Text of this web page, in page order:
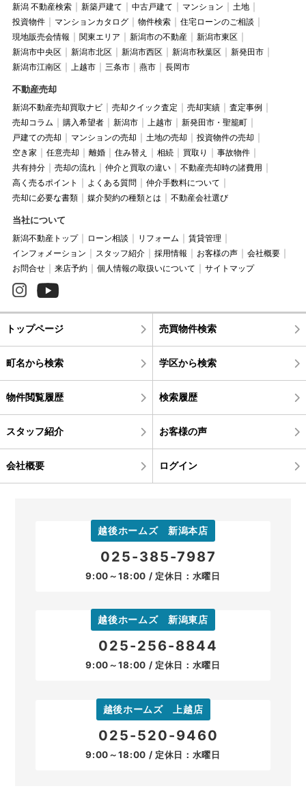
新潟 不動産検索 新築戸建て 中古戸建て マンション
土地
投資物件
マンションカタログ 物件検索
住宅ローンのご相談
現地販売会情報
関東エリア 新潟市の不動産
新潟市東区
新潟市中央区
新潟市北区 新潟市西区 新潟市秋葉区
新発田市
新潟市江南区
上越市 三条市 燕市 長岡市
不動産売却
新潟不動産売却買取ナビ 売却クイック査定 売却実績
査定事例
売却コラム
購入希望者 新潟市 上越市
新発田市・聖籠町
戸建ての売却
マンションの売却 土地の売却
投資物件の売却
空き家
任意売却 離婚 住み替え 相続 買取り
事故物件
共有持分
売却の流れ 仲介と買取の違い
不動産売却時の諸費用
高く売るポイント
よくある質問
仲介手数料について
売却に必要な書類
媒介契約の種類とは 不動産会社選び
当社について
新潟不動産トップ ローン相談 リフォーム
賃貸管理
インフォメーション
スタッフ紹介 採用情報 お客様の声
会社概要
お問合せ
来店予約 個人情報の取扱いについて サイトマップ
トップページ 売買物件検索
町名から検索 学区から検索
物件閲覧履歴 検索履歴
スタッフ紹介 お客様の声
会社概要 ログイン
越後ホームズ 新潟本店
025-385-7987
9:00～18:00 / 定休日：水曜日
越後ホームズ 新潟東店
025-256-8844
9:00～18:00 / 定休日：水曜日
越後ホームズ 上越店
025-520-9460
9:00～18:00 / 定休日：水曜日